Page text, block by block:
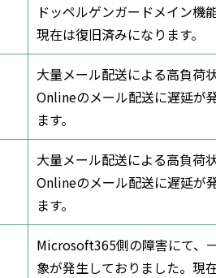
ドッペルゲンガードメイン機
現在は復旧済みになります。
大量メール配送による高負荷
Onlineのメール配送に遅延が
ます。
大量メール配送による高負荷
Onlineのメール配送に遅延が
ます。
Microsoft365側の障害にて、
象が発生しておりました。現